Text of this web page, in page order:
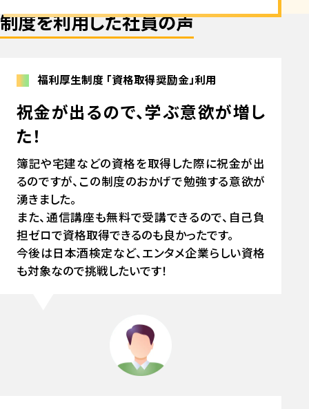
制度を利用した社員の声
福利厚生制度 「資格取得奨励金」利用
祝金が出るので、学ぶ意欲が増し
た！
簿記や宅建などの資格を取得した際に祝金が出
るのですが、この制度のおかげで勉強する意欲が
湧きました。
また、通信講座も無料で受講できるので、自己負
担ゼロで資格取得できるのも良かったです。
今後は日本酒検定など、エンタメ企業らしい資格
も対象なので挑戦したいです！